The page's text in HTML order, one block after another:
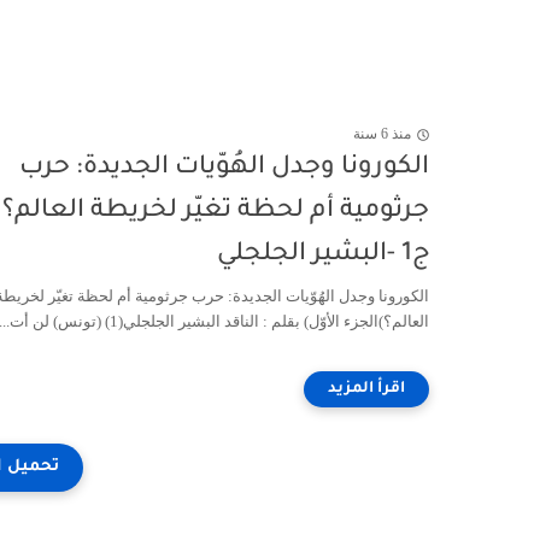
منذ 6 سنة
الكورونا وجدل الهُوّيات الجديدة: حرب
جرثومية أم لحظة تغيّر لخريطة
ج1 -البشير الجلجلي
الكورونا وجدل الهُوّيات الجديدة: حرب جرثومية أم لحظة تغيّر
العالم؟)الجزء الأوّل) بقلم : الناقد البشير الجلجلي(1) (تونس) لن أت...